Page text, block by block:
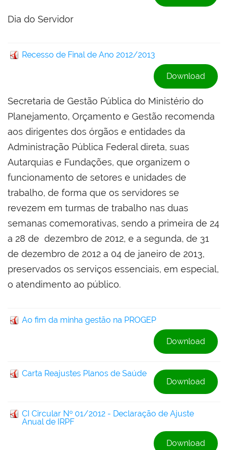
Dia do Servidor
Recesso de Final de Ano 2012/2013
Download
Secretaria de Gestão Pública do Ministério do
Planejamento, Orçamento e Gestão recomenda
aos dirigentes dos órgãos e entidades da
Administração Pública Federal direta, suas
Autarquias e Fundações, que organizem o
funcionamento de setores e unidades de
trabalho, de forma que os servidores se
revezem em turmas de trabalho nas duas
semanas comemorativas, sendo a primeira de 24
a 28 de dezembro de 2012, e a segunda, de 31
de dezembro de 2012 a 04 de janeiro de 2013,
preservados os serviços essenciais, em especial,
o atendimento ao público.
Ao fim da minha gestão na PROGEP
Download
Carta Reajustes Planos de Saúde
Download
CI Circular Nº 01/2012 - Declaração de Ajuste
Anual de IRPF
Download